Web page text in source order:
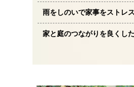
雨をしのいで家事をストレ
家と庭のつながりを良くし